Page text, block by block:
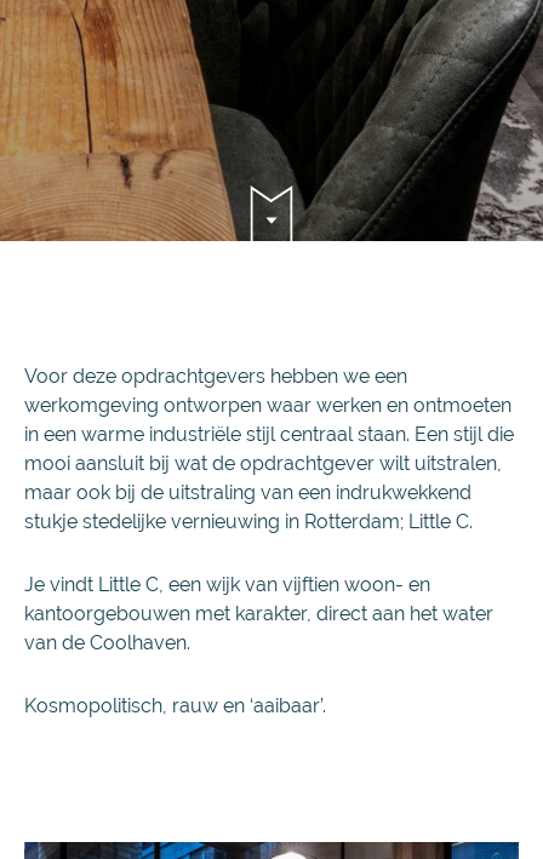
Voor deze opdrachtgevers hebben we een
werkomgeving ontworpen waar werken en ontmoeten
in een warme industriële stijl centraal staan. Een stijl die
mooi aansluit bij wat de opdrachtgever wilt uitstralen,
maar ook bij de uitstraling van een indrukwekkend
stukje stedelijke vernieuwing in Rotterdam; Little C.
Je vindt Little C, een wijk van vijftien woon- en
kantoorgebouwen met karakter, direct aan het water
van de Coolhaven.
Kosmopolitisch, rauw en ‘aaibaar’.